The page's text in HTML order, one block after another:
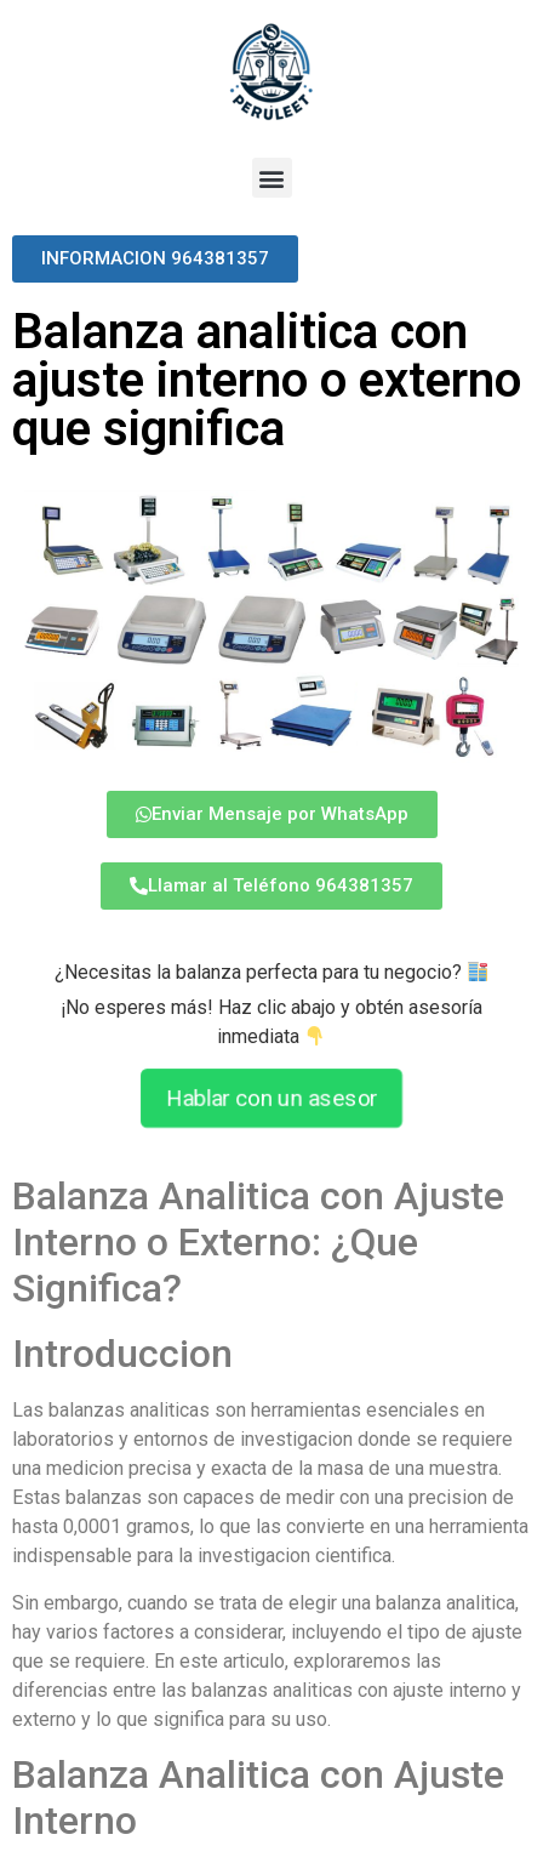
INFORMACION 964381357
Balanza analitica con
ajuste interno o externo
que significa
Enviar Mensaje por WhatsApp
Llamar al Teléfono 964381357
¿Necesitas la balanza perfecta para tu negocio?
¡No esperes más! Haz clic abajo y obtén asesoría
inmediata
Hablar con un asesor
Balanza Analitica con Ajuste
Interno o Externo: ¿Que
Significa?
Introduccion
Las balanzas analiticas son herramientas esenciales en
laboratorios y entornos de investigacion donde se requiere
una medicion precisa y exacta de la masa de una muestra.
Estas balanzas son capaces de medir con una precision de
hasta 0,0001 gramos, lo que las convierte en una herramienta
indispensable para la investigacion cientifica.
Sin embargo, cuando se trata de elegir una balanza analitica,
hay varios factores a considerar, incluyendo el tipo de ajuste
que se requiere. En este articulo, exploraremos las
diferencias entre las balanzas analiticas con ajuste interno y
externo y lo que significa para su uso.
Balanza Analitica con Ajuste
Interno